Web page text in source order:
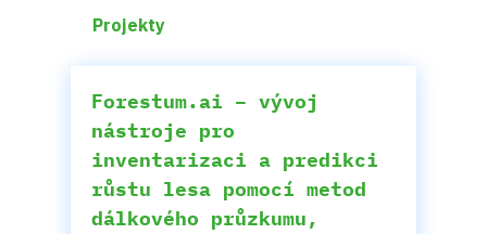
Projekty
Forestum.ai – vývoj
nástroje pro
inventarizaci a predikci
růstu lesa pomocí metod
dálkového průzkumu,